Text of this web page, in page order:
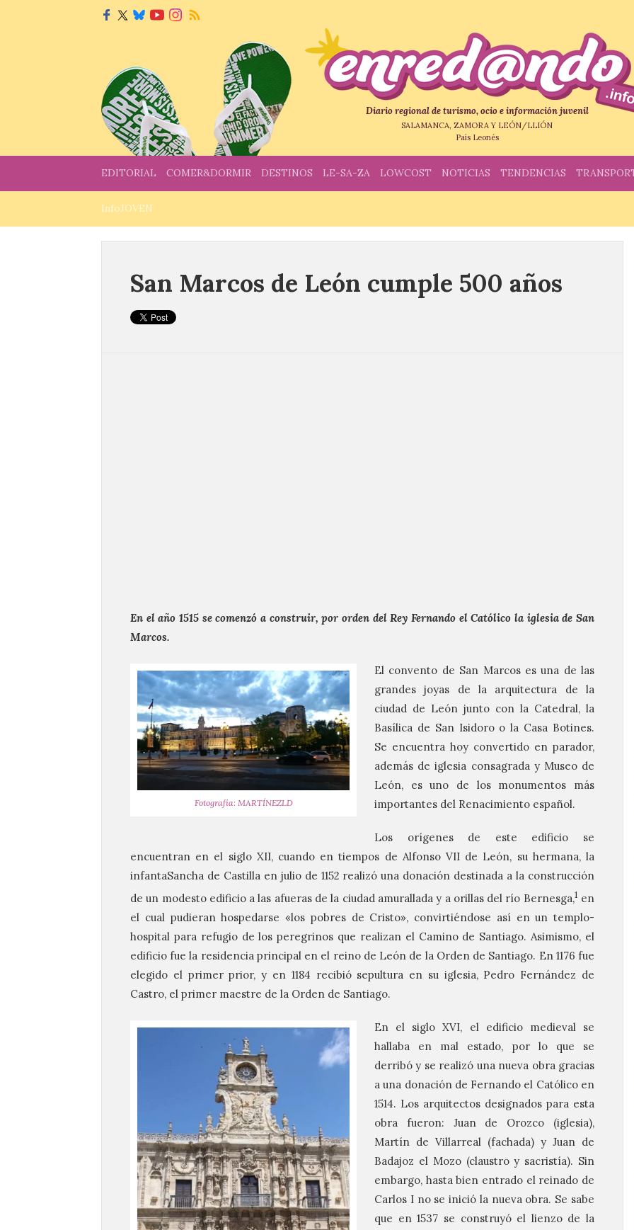
Diario regional de turismo, ocio e información juvenil
SALAMANCA, ZAMORA Y LEÓN/LLIÓN
País Leonés
EDITORIAL COMER&DORMIR DESTINOS LE-SA-ZA LOWCOST NOTICIAS TENDENCIAS
InfoJOVEN
San Marcos de León cumple 500 años
En el año 1515 se comenzó a construir, por orden del Rey Fernando el Católico la iglesia de San
Marcos.
Fotografía: MARTÍNEZLD
El convento de San Marcos es una de las
grandes joyas de la arquitectura de la
ciudad de León junto con la Catedral, la
Basílica de San Isidoro o la Casa Botines.
Se encuentra hoy convertido en parador,
además de iglesia consagrada y Museo de
León, es uno de los monumentos más
importantes del Renacimiento español.
Los orígenes de este edificio se
encuentran en el siglo XII, cuando en tiempos de Alfonso VII de León, su hermana, la
infantaSancha de Castilla en julio de 1152 realizó una donación destinada a la construcción
de un modesto edificio a las afueras de la ciudad amurallada y a orillas del río Bernesga,1 en
el cual pudieran hospedarse «los pobres de Cristo», convirtiéndose así en un templo-
hospital para refugio de los peregrinos que realizan el Camino de Santiago. Asimismo, el
edificio fue la residencia principal en el reino de León de la Orden de Santiago. En 1176 fue
elegido el primer prior, y en 1184 recibió sepultura en su iglesia, Pedro Fernández de
Castro, el primer maestre de la Orden de Santiago.
En el siglo XVI, el edificio medieval se
hallaba en mal estado, por lo que se
derribó y se realizó una nueva obra gracias
a una donación de Fernando el Católico en
1514. Los arquitectos designados para esta
obra fueron: Juan de Orozco (iglesia),
Martín de Villarreal (fachada) y Juan de
Badajoz el Mozo (claustro y sacristía). Sin
embargo, hasta bien entrado el reinado de
Carlos I no se inició la nueva obra. Se sabe
que en 1537 se construyó el lienzo de la